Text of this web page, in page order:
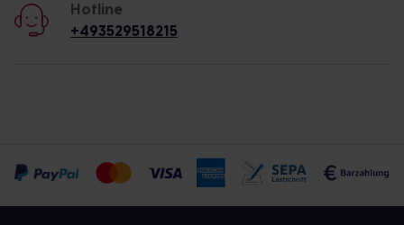
Hotline
+493529518215